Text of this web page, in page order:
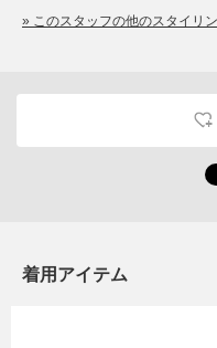
» このスタッフの他のスタイリ
着用アイテム